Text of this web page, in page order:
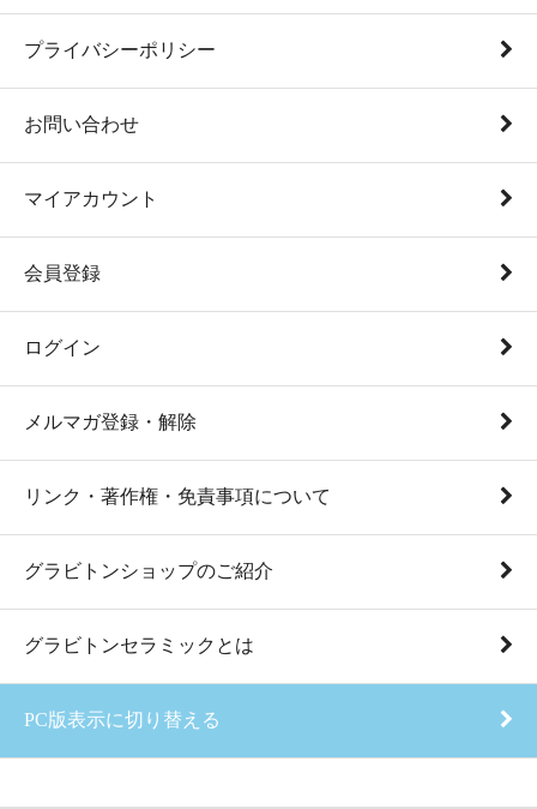
プライバシーポリシー
お問い合わせ
マイアカウント
会員登録
ログイン
メルマガ登録・解除
リンク・著作権・免責事項について
グラビトンショップのご紹介
グラビトンセラミックとは
PC版表示に切り替える